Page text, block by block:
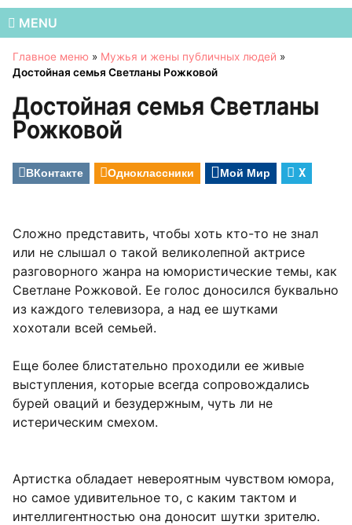
MENU
Главное меню » Мужья и жены публичных людей »
Достойная семья Светланы Рожковой
Достойная семья Светланы
Рожковой
ВКонтакте Одноклассники Мой Мир X
Сложно представить, чтобы хоть кто-то не знал
или не слышал о такой великолепной актрисе
разговорного жанра на юмористические темы, как
Светлане Рожковой. Ее голос доносился буквально
из каждого телевизора, а над ее шутками
хохотали всей семьей.
Еще более блистательно проходили ее живые
выступления, которые всегда сопровождались
бурей оваций и безудержным, чуть ли не
истерическим смехом.
Артистка обладает невероятным чувством юмора,
но самое удивительное то, с каким тактом и
интеллигентностью она доносит шутки зрителю.